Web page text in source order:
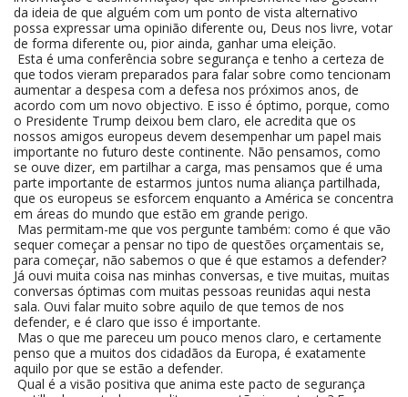
da ideia de que alguém com um ponto de vista alternativo
possa expressar uma opinião diferente ou, Deus nos livre, votar
de forma diferente ou, pior ainda, ganhar uma eleição.
Esta é uma conferência sobre segurança e tenho a certeza de
que todos vieram preparados para falar sobre como tencionam
aumentar a despesa com a defesa nos próximos anos, de
acordo com um novo objectivo. E isso é óptimo, porque, como
o Presidente Trump deixou bem claro, ele acredita que os
nossos amigos europeus devem desempenhar um papel mais
importante no futuro deste continente. Não pensamos, como
se ouve dizer, em partilhar a carga, mas pensamos que é uma
parte importante de estarmos juntos numa aliança partilhada,
que os europeus se esforcem enquanto a América se concentra
em áreas do mundo que estão em grande perigo.
Mas permitam-me que vos pergunte também: como é que vão
sequer começar a pensar no tipo de questões orçamentais se,
para começar, não sabemos o que é que estamos a defender?
Já ouvi muita coisa nas minhas conversas, e tive muitas, muitas
conversas óptimas com muitas pessoas reunidas aqui nesta
sala. Ouvi falar muito sobre aquilo de que temos de nos
defender, e é claro que isso é importante.
Mas o que me pareceu um pouco menos claro, e certamente
penso que a muitos dos cidadãos da Europa, é exatamente
aquilo por que se estão a defender.
Qual é a visão positiva que anima este pacto de segurança